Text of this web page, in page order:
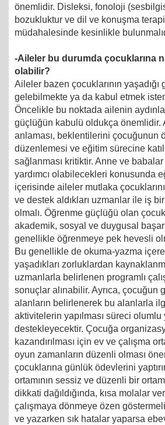
önemlidir. Disleksi, fonoloji
bozukluktur ve dil ve konuşma
müdahalesinde kesinlikle
-Aileler bu durumda çocuklarına
olabilir?
Aileler bazen çocuklarının
gelebilmekte ya da kabul etmek
Öncelikle bu noktada ailenin
güçlüğün kabulü oldukça önemlidir.
anlaması, beklentilerini çocuğunun
düzenlemesi ve eğitim sürecine
sağlanması kritiktir. Anne ve babalar
yardımcı olabilecekleri konusunda
içerisinde aileler mutlaka
ve destek aldıkları uzmanlar ile iş
olmalı. Öğrenme güçlüğü olan
akademik, sosyal ve duygusal
genellikle öğrenmeye pek hevesli
Bu genellikle de okuma-yazma
yaşadıkları zorluklardan
uzmanlarla belirlenen programlı
sonuçlar alınabilir. Ayrıca, çocuğun
alanların belirlenerek bu alanlarla
aktivitelerin yapılması süreci olumlu
destekleyecektir. Çocuğa
kazandırılması için ev ve çalışma
oyun zamanların düzenli olması
çocuklarına günlük ödevlerini
ortamının sessiz ve düzenli bir
dikkati dağıldığında, kısa molalar
çalışmaya dönmeye özen
ve yazarken sık hatalar yaparsa